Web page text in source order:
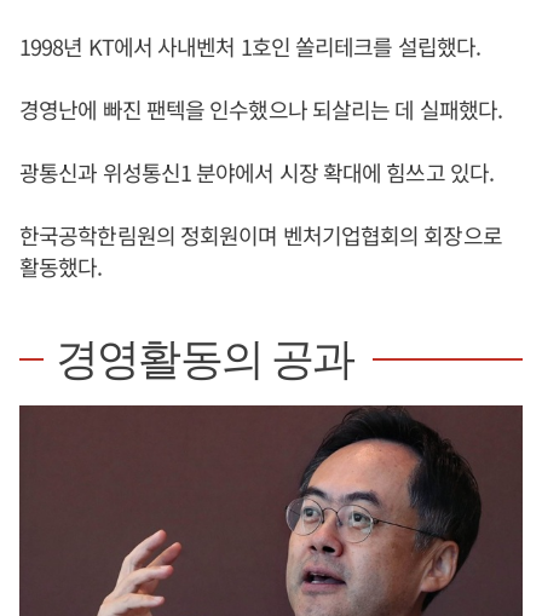
1998년 KT에서 사내벤처 1호인 쏠리테크를 설립했다.
경영난에 빠진 팬텍을 인수했으나 되살리는 데 실패했다.
광통신과 위성통신1 분야에서 시장 확대에 힘쓰고 있다.
한국공학한림원의 정회원이며 벤처기업협회의 회장으로
활동했다.
경영활동의 공과